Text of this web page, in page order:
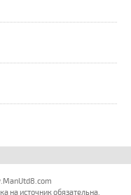
на источник обязательна.